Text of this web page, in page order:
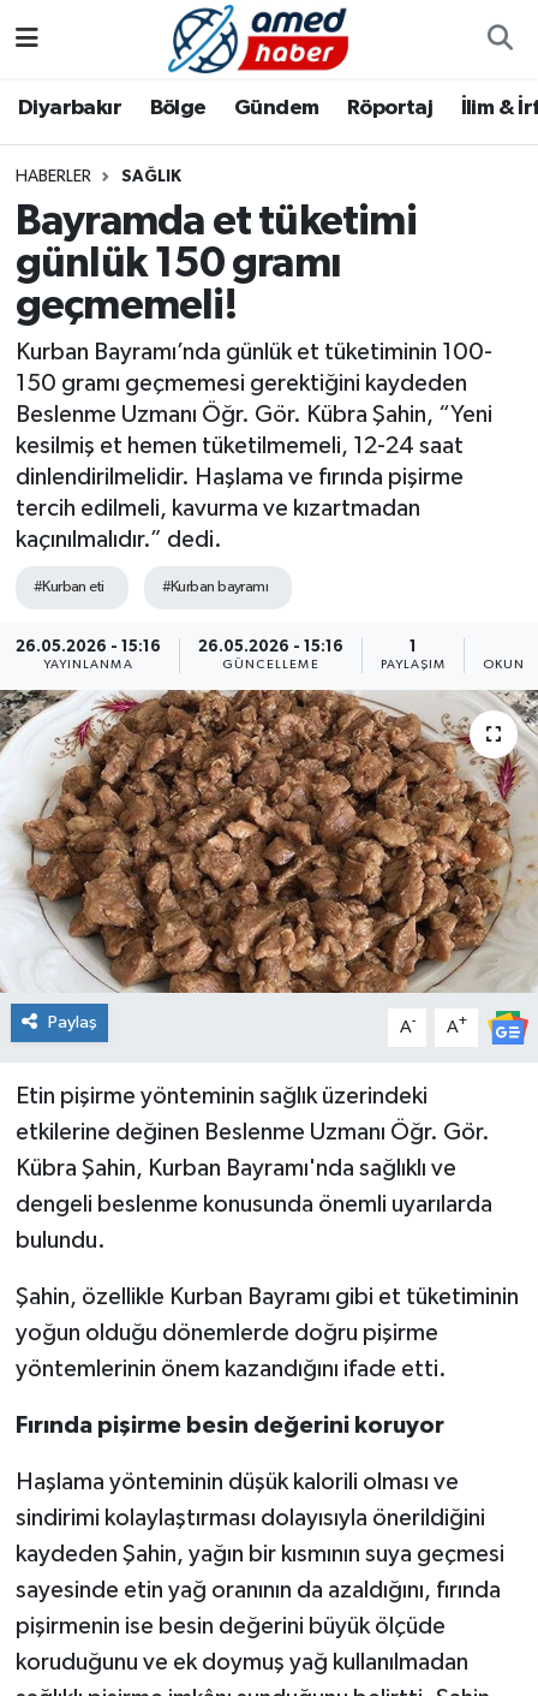
Diyarbakır Bölge Gündem Röportaj İlim &
HABERLER SAĞLIK
Bayramda et tüketimi
günlük 150 gramı
geçmemeli!
Kurban Bayramı’nda günlük et tüketiminin 100-
150 gramı geçmemesi gerektiğini kaydeden
Beslenme Uzmanı Öğr. Gör. Kübra Şahin, “Yeni
kesilmiş et hemen tüketilmemeli, 12-24 saat
dinlendirilmelidir. Haşlama ve fırında pişirme
tercih edilmeli, kavurma ve kızartmadan
kaçınılmalıdır.” dedi.
#Kurban eti #Kurban bayramı
26.05.2026 - 15:16
YAYINLANMA
26.05.2026 - 15:16
GÜNCELLEME
1
PAYLAŞIM
Paylaş A- A+
Etin pişirme yönteminin sağlık üzerindeki
etkilerine değinen Beslenme Uzmanı Öğr. Gör.
Kübra Şahin, Kurban Bayramı'nda sağlıklı ve
dengeli beslenme konusunda önemli uyarılarda
bulundu.
Şahin, özellikle Kurban Bayramı gibi et tüketiminin
yoğun olduğu dönemlerde doğru pişirme
yöntemlerinin önem kazandığını ifade etti.
Fırında pişirme besin değerini koruyor
Haşlama yönteminin düşük kalorili olması ve
sindirimi kolaylaştırması dolayısıyla önerildiğini
kaydeden Şahin, yağın bir kısmının suya geçmesi
sayesinde etin yağ oranının da azaldığını, fırında
pişirmenin ise besin değerini büyük ölçüde
koruduğunu ve ek doymuş yağ kullanılmadan
Bölge
Röportaj
Foto Galeri
Aile
Asayiş
Bilim & Teknoloji
Dünya
Eğitim
Ekonomi
Genel
Güncel
Gündem
İlim & İrfan
Kültür & Sanat
KURDÎ
Sağlık
Sağlık & Yaşam
Spor
Yaşam
Diyarbakır Hava Durumu
Diyarbakır Namaz Vakitleri
Diyarbakır Trafik Yoğunluk Haritası
Tüm Manşetler
Son Dakika Haberleri
Haber Arşivi